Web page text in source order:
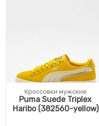
Кроссовки мужские
Puma Suede Triplex
Haribo (382560-yellow)